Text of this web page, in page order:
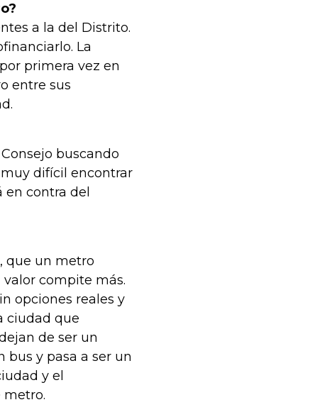
a la del Distrito.
La
primera vez en
entre sus
buscando
difícil encontrar
contra del
que un metro
compite más.
opciones reales y
ciudad que
de ser un
bus y pasa a ser un
y el
metro.